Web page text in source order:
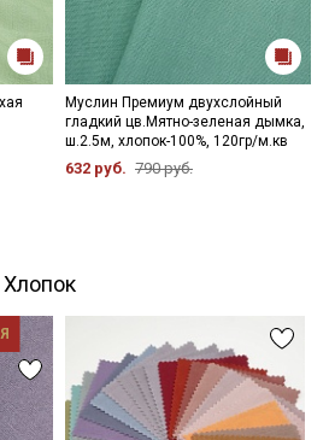
Муслин Премиум двухслойный
гладкий цв.Мятно-зеленая дымка,
ш.2.5м, хлопок-100%, 120гр/м.кв
632 руб. 790 руб.